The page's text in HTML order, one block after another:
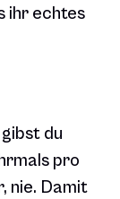
ihr echtes
du
pro
nie. Damit